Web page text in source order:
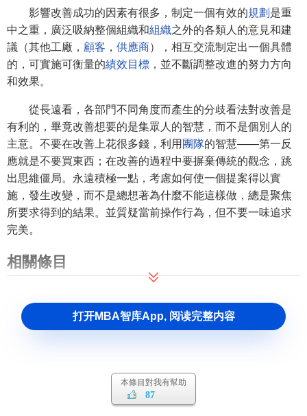
影響改善成功的因素有很多，制定一個有效的規劃 是重
中之重，廣泛吸納整個組織和組織之外的各類人的意見和建
議（其他工廠， 顧客 ， 供應商），相互交流制定出一個具體
的，可實施可衡量的績效目標 ，並不斷調整改進的努力方向
和效果。
從長遠看，各部門不同角度而產生的分歧看法對改善是
有利的，畢竟改善想要的是集眾人的智慧，而不是個別人的
主意。不要在改善上花很多錢，利用 團隊的智慧――第一反
應就是不要買東西；在改善的過程中要摒棄傳統的觀念，跳
出思維僵局。永遠積極一點，考慮如何使一個提案得以實
施，發生改變，而不是總想著為什麼不能這樣做，總是聚焦
所要求得到的結果。並質疑當前操作行為，但不要一味追求
完美。
相關條目
打开MBA智库App, 阅读完整内容
本條目對我有幫助
87